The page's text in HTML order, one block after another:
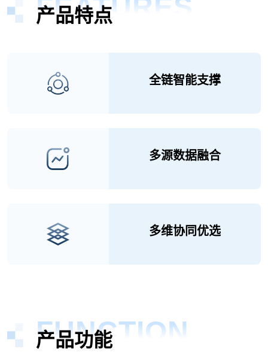
产品特点
FEATURES
全链智能支撑
多源数据融合
多维协同优选
产品功能
FUNCTION